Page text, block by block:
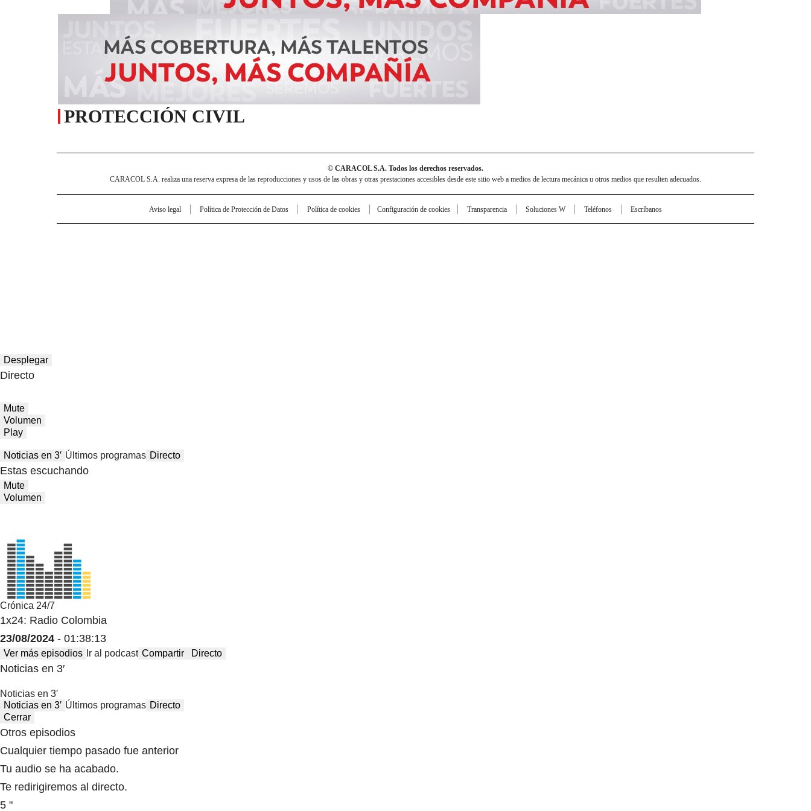
PROTECCIÓN CIVIL
© CARACOL S.A. Todos los derechos reservados.
CARACOL S.A. realiza una reserva expresa de las reproducciones y usos de las obras y otras prestaciones accesibles desde este sitio web a medios de lectura mecánica u otros medios que resulten adecuados.
Aviso legal Política de Protección de Datos Política de cookies Configuración de cookies Transparencia Soluciones W Teléfonos Escríbanos
Desplegar
Directo
Mute
Volumen
Play
Noticias en 3′ Últimos programas Directo
Estas escuchando
Mute
Volumen
Crónica 24/7
1x24: Radio Colombia
23/08/2024 - 01:38:13
Ver más episodios Ir al podcast Compartir Directo
Noticias en 3′
Noticias en 3′
Noticias en 3′ Últimos programas Directo
Cerrar
Otros episodios
Cualquier tiempo pasado fue anterior
Tu audio se ha acabado.
Te redirigiremos al directo.
5 "